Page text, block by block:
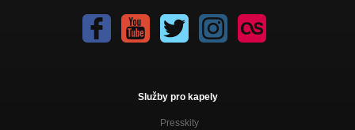
Služby pro kapely
Presskity